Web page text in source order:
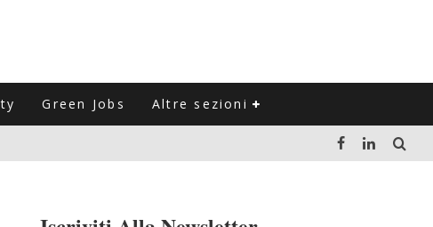
Green Jobs Altre sezioni